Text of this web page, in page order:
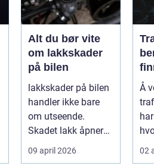
Alt du bør vite
om lakkskader
på bilen
lakkskader på bilen
handler ikke bare
om utseende.
Skadet lakk åpner
veien for rust,
verdifall og dy...
09 april 2026
Å
02